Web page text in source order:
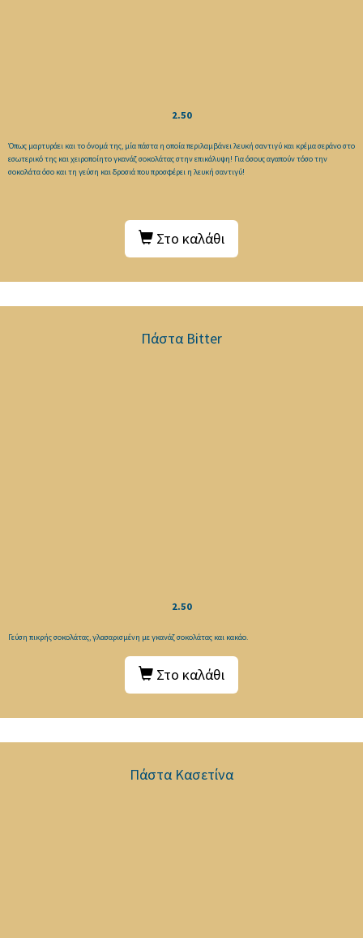
2.50
Όπως μαρτυράει και το όνομά της, μία πάστα η οποία περιλαμβάνει λευκή σαντιγύ και κρέμα σεράνο στο
εσωτερικό της και χειροποίητο γκανάζ σοκολάτας στην επικάλυψη! Για όσους αγαπούν τόσο την
σοκολάτα όσο και τη γεύση και δροσιά που προσφέρει η λευκή σαντιγύ!
Στο καλάθι
Πάστα Bitter
2.50
Γεύση πικρής σοκολάτας, γλασαρισμένη με γκανάζ σοκολάτας και κακάο.
Στο καλάθι
Πάστα Κασετίνα